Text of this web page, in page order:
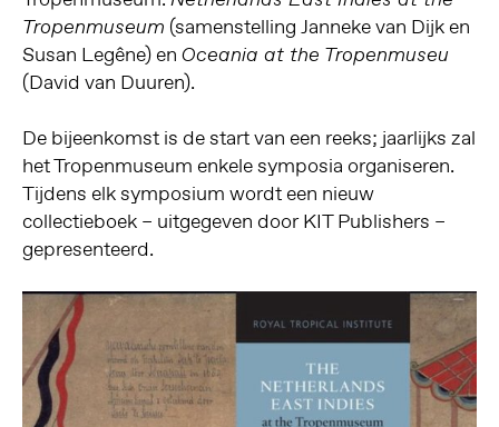
Tropenmuseum (samenstelling Janneke van Dijk en
Susan Legêne) en Oceania at the Tropenmuseu
(David van Duuren).
De bijeenkomst is de start van een reeks; jaarlijks zal
het Tropenmuseum enkele symposia organiseren.
Tijdens elk symposium wordt een nieuw
collectieboek – uitgegeven door KIT Publishers –
gepresenteerd.